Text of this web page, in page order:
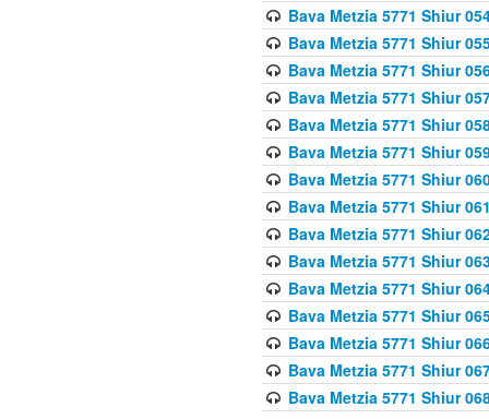
Bava Metzia 5771 Shiur
Bava Metzia 5771 Shiur
Bava Metzia 5771 Shiur
Bava Metzia 5771 Shiur
Bava Metzia 5771 Shiur
Bava Metzia 5771 Shiur
Bava Metzia 5771 Shiur
Bava Metzia 5771 Shiur
Bava Metzia 5771 Shiur
Bava Metzia 5771 Shiur
Bava Metzia 5771 Shiur
Bava Metzia 5771 Shiur
Bava Metzia 5771 Shiur
Bava Metzia 5771 Shiur
Bava Metzia 5771 Shiur